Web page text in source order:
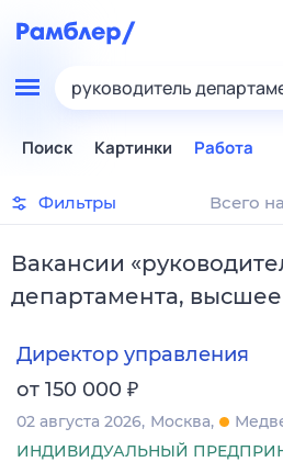
руководитель
Поиск Картинки Работа
Фильтры Всего
Вакансии «
департамента, высшее
Директор управления
от 150 000 ₽
02 августа 2026 Москва
ИНДИВИДУАЛЬНЫЙ